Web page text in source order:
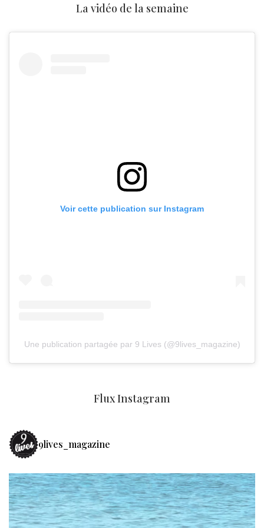
La vidéo de la semaine
Voir cette publication sur Instagram
Une publication partagée par 9 Lives (@9lives_magazine)
Flux Instagram
9lives_magazine